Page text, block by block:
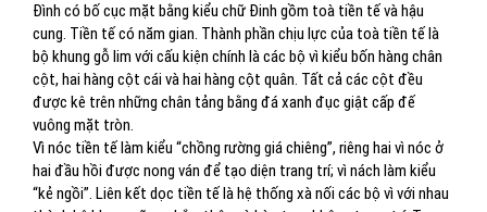
Đình có bố cục mặt bằng kiểu chữ Đinh gồm toà tiền tế và hậu
cung. Tiền tế có năm gian. Thành phần chịu lực của toà tiền tế là
bộ khung gỗ lim với cấu kiện chính là các bộ vì kiểu bốn hàng chân
cột, hai hàng cột cái và hai hàng cột quân. Tất cả các cột đều
được kê trên những chân tảng bằng đá xanh đục giật cấp đế
vuông mặt tròn.
Vì nóc tiền tế làm kiểu “chồng rường giá chiêng”, riêng hai vì nóc ở
hai đầu hồi được nong ván để tạo diện trang trí; vì nách làm kiểu
“kẻ ngồi”. Liên kết dọc tiền tế là hệ thống xà nối các bộ vì với nhau